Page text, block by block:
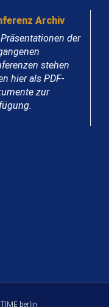
Archiv
der
stehen
hier als PDF-
zur
berlin